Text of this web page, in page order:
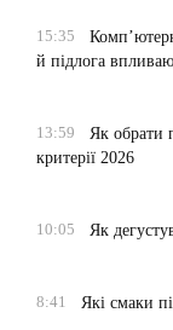
15:35
й підлога
13:59
Як обрати
критерії 2026
10:05
Як
8:41
Які смаки